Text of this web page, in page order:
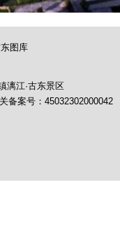
图库
漓江·古东景区
备案号： 45032302000042